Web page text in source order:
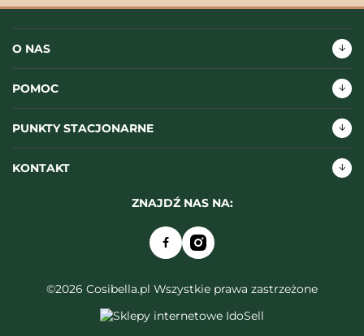
O NAS
POMOC
PUNKTY STACJONARNE
KONTAKT
ZNAJDŹ NAS NA:
©2026 Cosibella.pl Wszystkie prawa zastrzeżone